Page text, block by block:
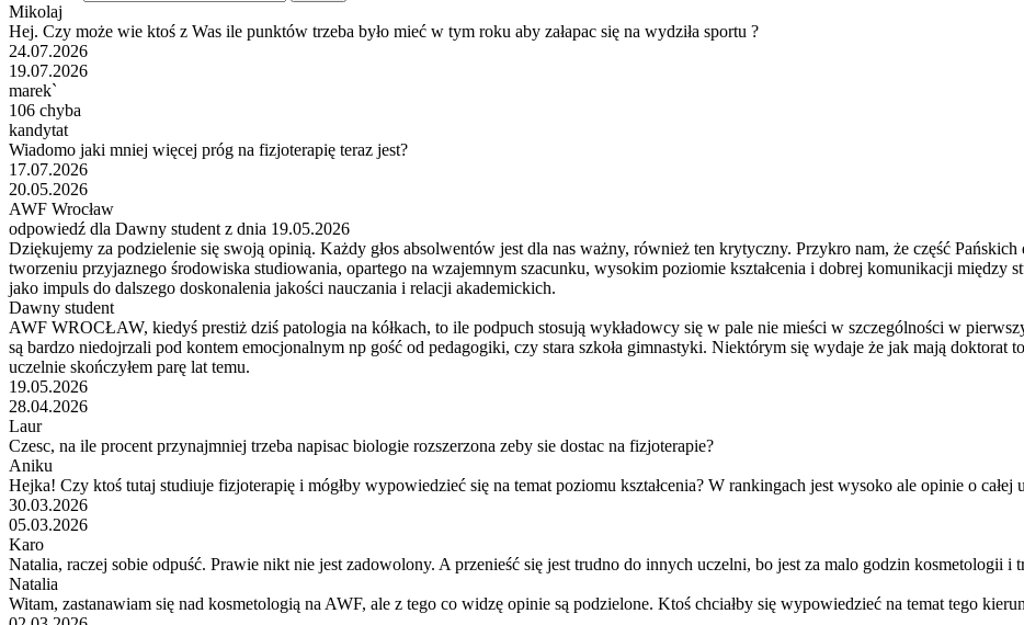
Mikolaj
Hej. Czy może wie ktoś z Was ile punktów trzeba było mieć w tym roku aby załapac się na wydziła sportu ?
24.07.2026
19.07.2026
marek`
106 chyba
kandytat
Wiadomo jaki mniej więcej próg na fizjoterapię teraz jest?
17.07.2026
20.05.2026
AWF Wrocław
odpowiedź dla Dawny student z dnia 19.05.2026
Dziękujemy za podzielenie się swoją opinią. Każdy głos absolwentów jest dla nas ważny, również ten krytyczny. Przykro nam, że część Pańskich
tworzeniu przyjaznego środowiska studiowania, opartego na wzajemnym szacunku, wysokim poziomie kształcenia i dobrej komunikacji między
jako impuls do dalszego doskonalenia jakości nauczania i relacji akademickich.
Dawny student
AWF WROCŁAW, kiedyś prestiż dziś patologia na kółkach, to ile podpuch stosują wykładowcy się w pale nie mieści w szczególności w
są bardzo niedojrzali pod kontem emocjonalnym np gość od pedagogiki, czy stara szkoła gimnastyki. Niektórym się wydaje że jak mają doktorat
uczelnie skończyłem parę lat temu.
19.05.2026
28.04.2026
Laur
Czesc, na ile procent przynajmniej trzeba napisac biologie rozszerzona zeby sie dostac na fizjoterapie?
Aniku
Hejka! Czy ktoś tutaj studiuje fizjoterapię i mógłby wypowiedzieć się na temat poziomu kształcenia? W rankingach jest wysoko ale opinie o całej
30.03.2026
05.03.2026
Karo
Natalia, raczej sobie odpuść. Prawie nikt nie jest zadowolony. A przenieść się jest trudno do innych uczelni, bo jest za malo godzin kosmetologii i
Natalia
Witam, zastanawiam się nad kosmetologią na AWF, ale z tego co widzę opinie są podzielone. Ktoś chciałby się wypowiedzieć na temat tego